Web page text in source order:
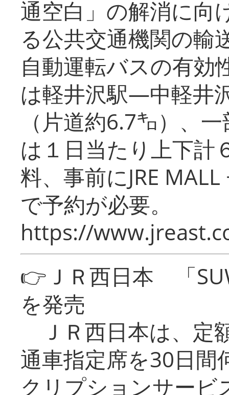
通空白」の解消に向
る公共交通機関の輸
自動運転バスの有効
は軽井沢駅―中軽井
（片道約6.7㌔）、
は１日当たり上下計
料、事前にJRE
で予約が必要。
https://
👉ＪＲ西日本 「
を発売
ＪＲ西日本は、定
通車指定席を30日間
クリプションサービ